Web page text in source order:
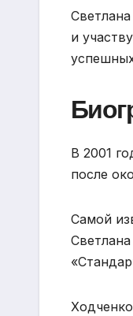
и
В 2001
после
Самой